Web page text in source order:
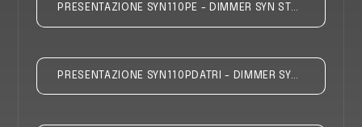
PRESENTAZIONE SYN110PE - DIMMER SYN STRIP LED 12/24/48VDC PUSH - ENCODER - 0/1-10VCC
PRESENTAZIONE SYN110PDATRI - DIMMER SYN STRIP LED 12/24/48VDC PUSH - DALI - 0/1-10VCC - TAGLIO DI FASE